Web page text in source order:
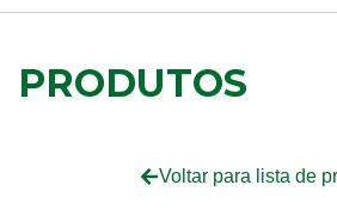
PRODUTOS
Voltar para lista de